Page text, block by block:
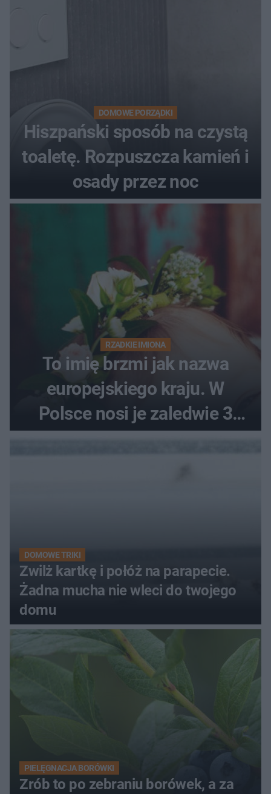
DOMOWE PORZĄDKI
Hiszpański sposób na czystą
toaletę. Rozpuszcza kamień i
osady przez noc
RZADKIE IMIONA
To imię brzmi jak nazwa
europejskiego kraju. W
Polsce nosi je zaledwie 3
DOMOWE TRIKI
Zwilż kartkę i połóż na parapecie.
Żadna mucha nie wleci do twojego
domu
PIELĘGNACJA BORÓWKI
Zrób to po zebraniu borówek, a za